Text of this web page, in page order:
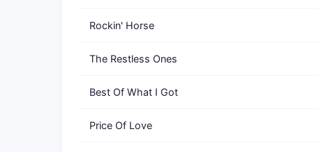
Rockin' Horse
The Restless Ones
Best Of What I Got
Price Of Love